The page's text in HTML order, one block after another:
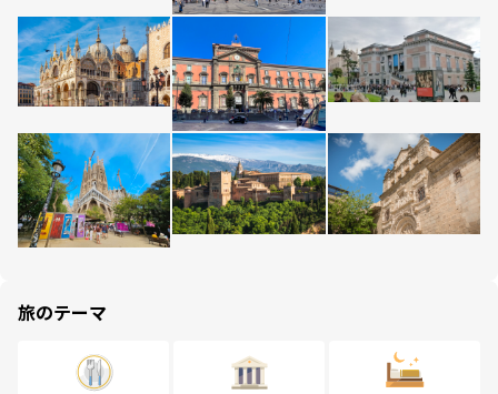
旅のテーマ